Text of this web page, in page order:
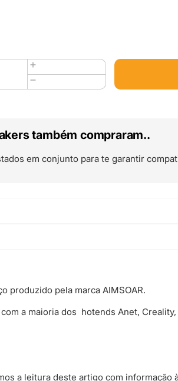
também compraram..
em conjunto para te garantir
produzido pela marca AIMSOAR.
a maioria dos hotends Anet,
a leitura deste artigo com